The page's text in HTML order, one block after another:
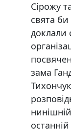
Сірожу
свята
доклали
зама